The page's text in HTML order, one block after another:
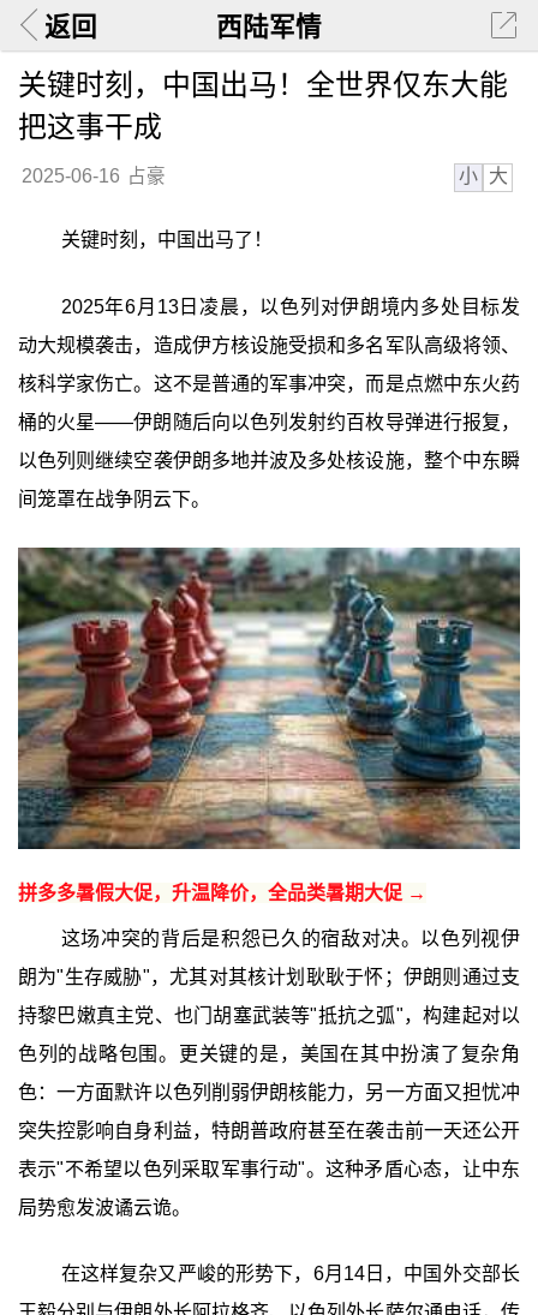
返回 西陆军情
关键时刻，中国出马！全世界仅东大能
把这事干成
2025-06-16 占豪 小 大
关键时刻，中国出马了！
2025年6月13日凌晨，以色列对伊朗境内多处目标发
动大规模袭击，造成伊方核设施受损和多名军队高级将领、
核科学家伤亡。这不是普通的军事冲突，而是点燃中东火药
桶的火星——伊朗随后向以色列发射约百枚导弹进行报复，
以色列则继续空袭伊朗多地并波及多处核设施，整个中东瞬
间笼罩在战争阴云下。
拼多多暑假大促，升温降价，全品类暑期大促 →
这场冲突的背后是积怨已久的宿敌对决。以色列视伊
朗为"生存威胁"，尤其对其核计划耿耿于怀；伊朗则通过支
持黎巴嫩真主党、也门胡塞武装等"抵抗之弧"，构建起对以
色列的战略包围。更关键的是，美国在其中扮演了复杂角
色：一方面默许以色列削弱伊朗核能力，另一方面又担忧冲
突失控影响自身利益，特朗普政府甚至在袭击前一天还公开
表示"不希望以色列采取军事行动"。这种矛盾心态，让中东
局势愈发波谲云诡。
在这样复杂又严峻的形势下，6月14日，中国外交部长